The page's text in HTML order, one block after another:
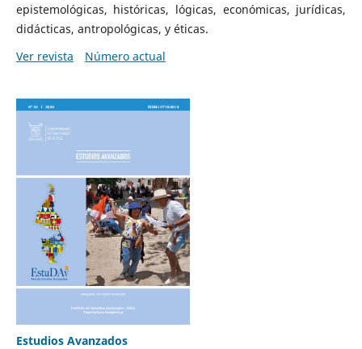
epistemológicas, históricas, lógicas, económicas, jurídicas,
didácticas, antropológicas, y éticas.
Ver revista
Número actual
Estudios Avanzados